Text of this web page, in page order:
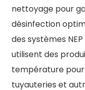
nettoyage pour
désinfection
des systèmes
utilisent des
température
tuyauteries et